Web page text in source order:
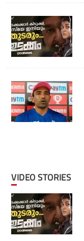
VIDEO STORIES